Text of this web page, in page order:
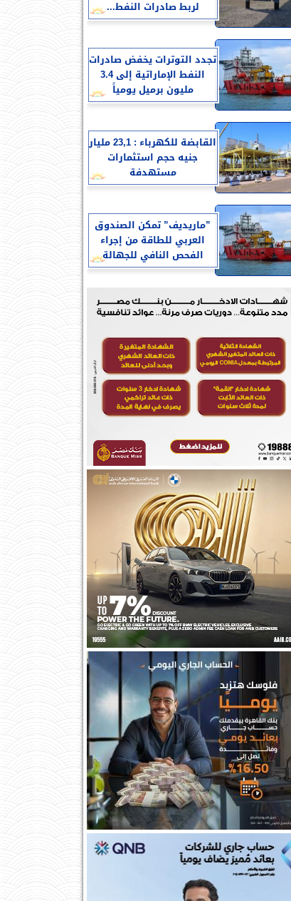
لربط صادرات النفط...
تجدد التوترات يخفض صادرات
النفط الإماراتية إلى 3.4
مليون برميل يومياً
القابضة للكهرباء : 23,1 مليار
جنيه حجم استثمارات
مستهدفة
”ماريديف” تمكن الصندوق
العربي للطاقة من إجراء
الفحص النافي للجهالة